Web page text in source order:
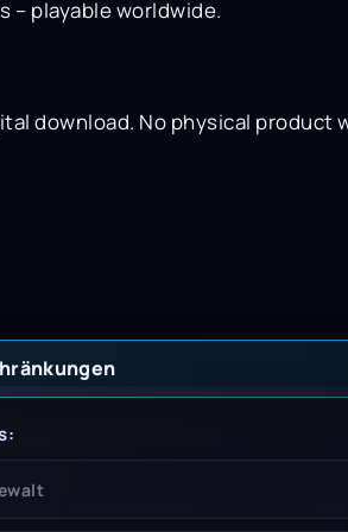
– playable worldwide.
download. No physical
&